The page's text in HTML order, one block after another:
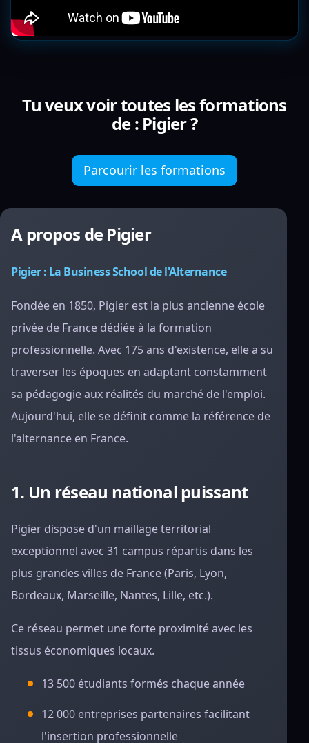
Tu veux voir toutes les formations
de : Pigier ?
Parcourir les formations
A propos de Pigier
Pigier : La Business School de l'Alternance
Fondée en 1850, Pigier est la plus ancienne école
privée de France dédiée à la formation
professionnelle. Avec 175 ans d'existence, elle a su
traverser les époques en adaptant constamment
sa pédagogie aux réalités du marché de l'emploi.
Aujourd'hui, elle se définit comme la référence de
l'alternance en France.
1. Un réseau national puissant
Pigier dispose d'un maillage territorial
exceptionnel avec 31 campus répartis dans les
plus grandes villes de France (Paris, Lyon,
Bordeaux, Marseille, Nantes, Lille, etc.).
Ce réseau permet une forte proximité avec les
tissus économiques locaux.
13 500 étudiants formés chaque année
12 000 entreprises partenaires facilitant
l'insertion professionnelle